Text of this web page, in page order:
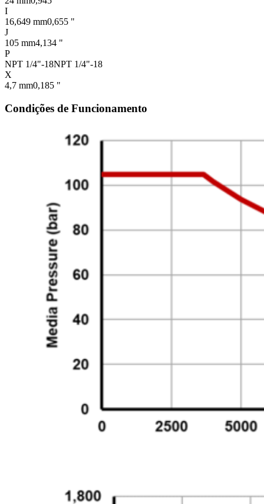
I
16,649 mm0,655 "
J
105 mm4,134 "
P
NPT 1/4"-18NPT 1/4"-18
X
4,7 mm0,185 "
Condições de Funcionamento